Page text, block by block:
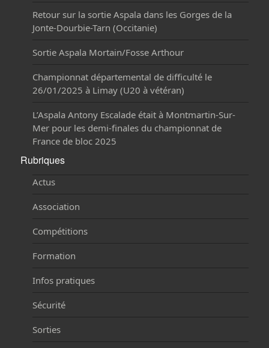
Retour sur la sortie Aspala dans les Gorges de la
Jonte-Dourbie-Tarn (Occitanie)
Sortie Aspala Mortain/Fosse Arthour
Championnat départemental de difficulté le
26/01/2025 à Limay (U20 à vétéran)
L’Aspala Antony Escalade était à Montmartin-Sur-
Mer pour les demi-finales du championnat de
France de bloc 2025
Rubriques
Actus
Association
Compétitions
Formation
Infos pratiques
Sécurité
Sorties